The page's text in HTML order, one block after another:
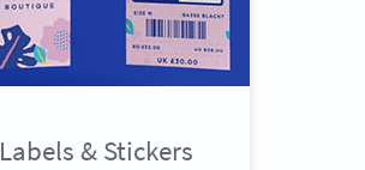
Labels & Stickers